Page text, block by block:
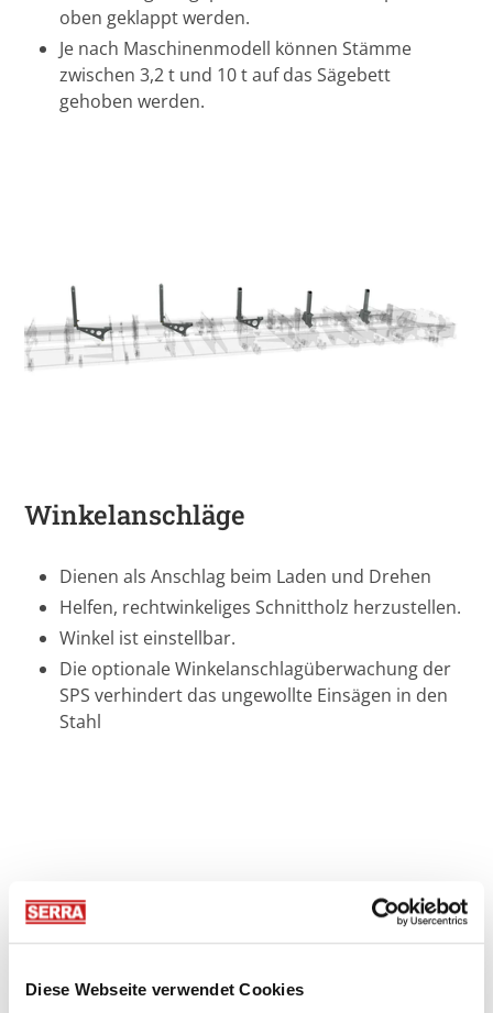
Diese Webseite verwendet Cookies
oben geklappt werden.
Je nach Maschinenmodell können Stämme
zwischen 3,2 t und 10 t auf das Sägebett
gehoben werden.
Winkelanschläge
Dienen als Anschlag beim Laden und Drehen
Helfen, rechtwinkeliges Schnittholz herzustellen.
Winkel ist einstellbar.
Die optionale Winkelanschlagüberwachung der
SPS verhindert das ungewollte Einsägen in den
Stahl